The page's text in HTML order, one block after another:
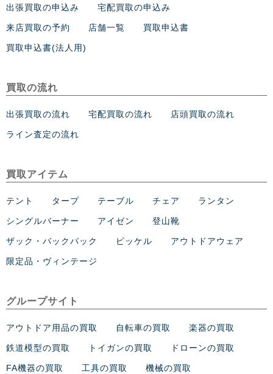
出張買取の申込み 宅配買取の申込み
来店買取の予約 店舗一覧 買取申込書
買取申込書(法人用)
買取の流れ
出張買取の流れ 宅配買取の流れ 店頭買取の流れ
ライン査定の流れ
買取アイテム
テント タープ テーブル チェア ランタン
シングルバーナー アイゼン 登山靴
ザック・バックパック ピッケル アウトドアウェア
限定品・ヴィンテージ
グループサイト
アウトドア用品の買取 自転車の買取 楽器の買取
鉄道模型の買取 トイガンの買取 ドローンの買取
FA機器の買取 工具の買取 機械の買取